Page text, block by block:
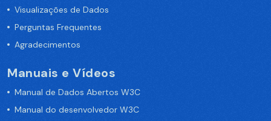
Visualizações de Dados
Perguntas Frequentes
Agradecimentos
Manuais e Vídeos
Manual de Dados Abertos W3C
Manual do desenvolvedor W3C